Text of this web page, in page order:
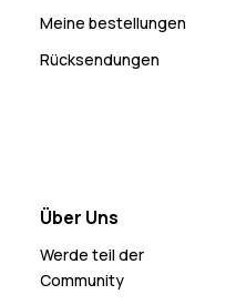
Meine bestellungen
Rücksendungen
Über Uns
Werde teil der
Community